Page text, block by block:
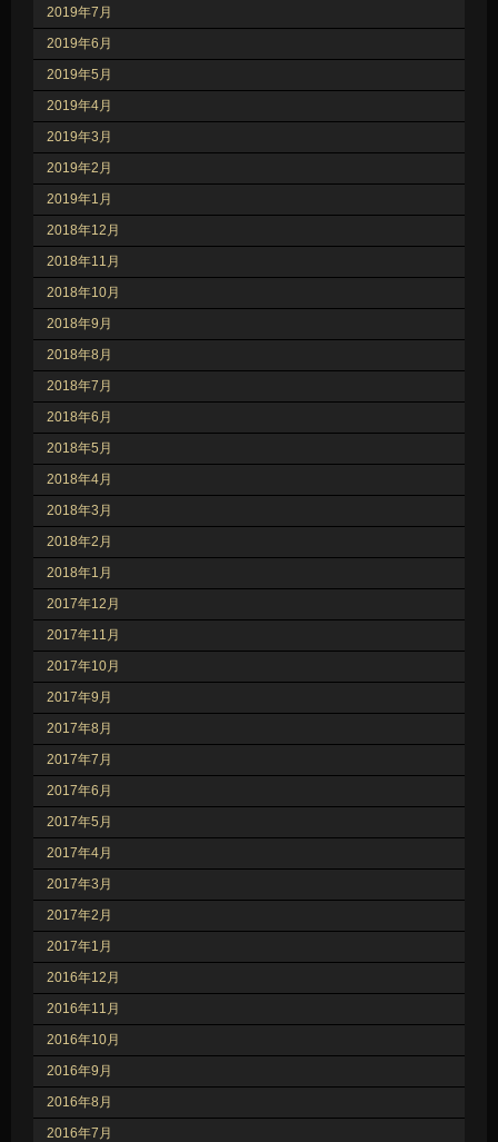
2019年7月
2019年6月
2019年5月
2019年4月
2019年3月
2019年2月
2019年1月
2018年12月
2018年11月
2018年10月
2018年9月
2018年8月
2018年7月
2018年6月
2018年5月
2018年4月
2018年3月
2018年2月
2018年1月
2017年12月
2017年11月
2017年10月
2017年9月
2017年8月
2017年7月
2017年6月
2017年5月
2017年4月
2017年3月
2017年2月
2017年1月
2016年12月
2016年11月
2016年10月
2016年9月
2016年8月
2016年7月